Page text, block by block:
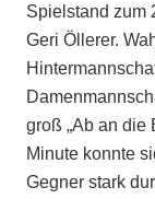
Spielstand zum
Geri Öllerer.
groß „Ab an die
Minute konnte
Gegner stark